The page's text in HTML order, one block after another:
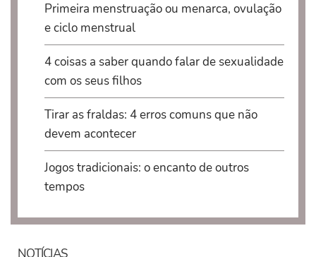
Primeira menstruação ou menarca, ovulação
e ciclo menstrual
4 coisas a saber quando falar de sexualidade
com os seus filhos
Tirar as fraldas: 4 erros comuns que não
devem acontecer
Jogos tradicionais: o encanto de outros
tempos